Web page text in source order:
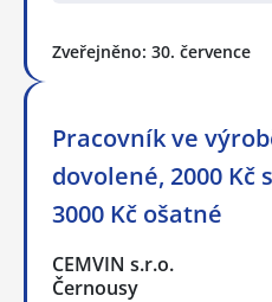
Zveřejněno: 30. července
Pracovník ve
dovolené, 2000 Kč
3000 Kč ošatné
CEMVIN s.r.o.
Černousy